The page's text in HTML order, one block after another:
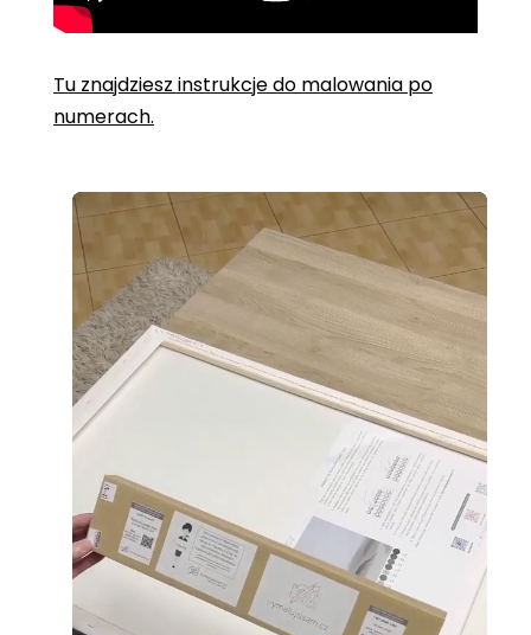
Tu znajdziesz instrukcje do malowania po
numerach.